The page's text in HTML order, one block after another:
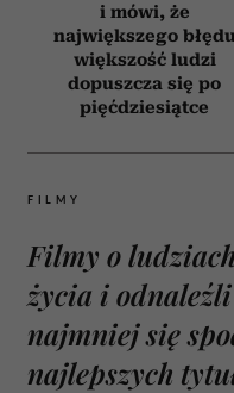
i mówi, że
największego błędu
większość ludzi
dopuszcza się po
pięćdziesiątce
FILMY
Filmy o
życia i
najmniej się
najlepszych